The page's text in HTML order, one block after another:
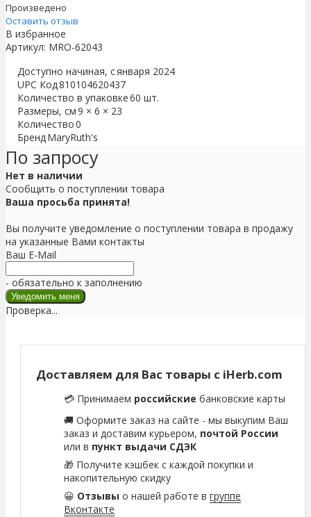
Произведено
Оставить отзыв
В избранное
Артикул: MRO-62043
Доступно начиная, сянваря 2024
UPC Код810104620437
Количество в упаковке60 шт.
Размеры, см9 × 6 × 23
Количество0
Бренд MaryRuth's
По запросу
Нет в наличии
Сообщить о поступлении товара
Ваша просьба принята!
Вы получите уведомление о поступлении товара в продажу
на указанные Вами контакты
Ваш E-Mail
- обязательно к заполнению
Проверка...
Доставляем для Вас товары с iHerb.com
💳 Принимаем российские банковские карты
🚚 Оформите заказ на сайте - мы выкупим Ваш
заказ и доставим курьером, почтой России
или в пункт выдачи СДЭК
🎁 Получите кэшбек с каждой покупки и
накопительную скидку
😀 Отзывы о нашей работе вгруппе
Вконтакте